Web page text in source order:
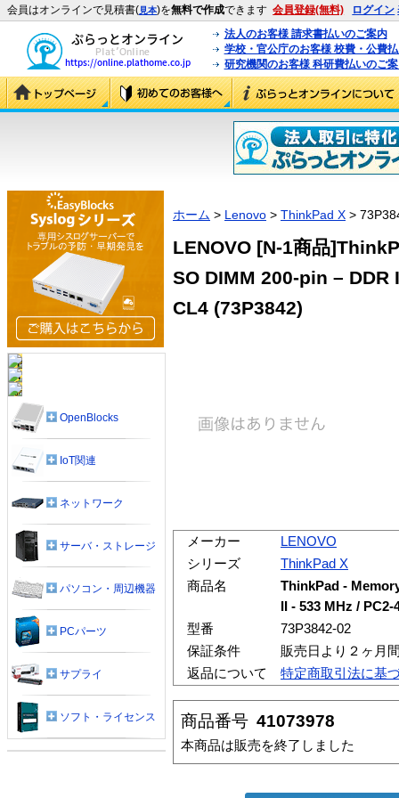
会員はオンラインで見積書(見本)を無料で作成できます 会員登録(無料) ログイン
法人のお客様 請求書払いのご案内
学校・官公庁のお客様 校費・公費
研究機関のお客様 科研費払いのご
ホーム > Lenovo > ThinkPad X >
LENOVO [N-1商品
SO DIMM 200-pin – DDR
CL4 (73P3842)
メーカー
LENOVO
シリーズ
ThinkPad X
商品名
ThinkPad -
II - 533 MHz /
型番
73P3842-02
保証条件
販売日より２ヶ月
返品について
特定商取引法に基
商品番号 41073978
本商品は販売を終了しました
OpenBlocks
IoT関連
ネットワーク
サーバ・ストレージ
パソコン・周辺機器
PCパーツ
サプライ
ソフト・ライセンス